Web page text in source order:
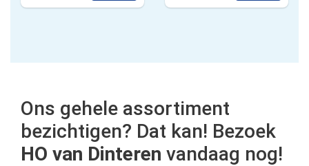
Ons gehele assortiment
bezichtigen? Dat kan! Bezoek
HO van Dinteren vandaag nog!